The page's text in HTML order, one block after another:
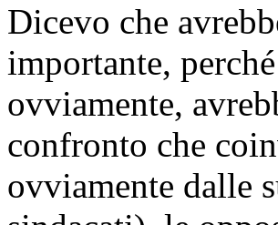
Dicevo che
importante,
ovviamente,
confronto che
ovviamente dalle